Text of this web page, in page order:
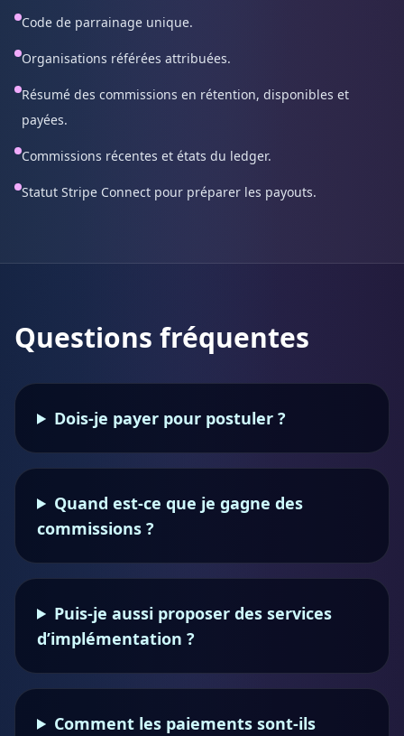
Code de parrainage unique.
Organisations référées attribuées.
Résumé des commissions en rétention, disponibles et
payées.
Commissions récentes et états du ledger.
Statut Stripe Connect pour préparer les payouts.
Questions fréquentes
Dois-je payer pour postuler ?
Quand est-ce que je gagne des
commissions ?
Puis-je aussi proposer des services
d’implémentation ?
Comment les paiements sont-ils